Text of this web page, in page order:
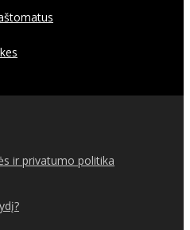
ir privatumo politika